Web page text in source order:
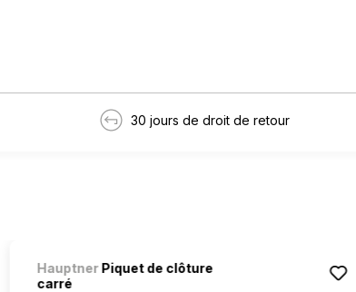
30 jours de droit de retour
HauptnerPiquet de clôture
carré